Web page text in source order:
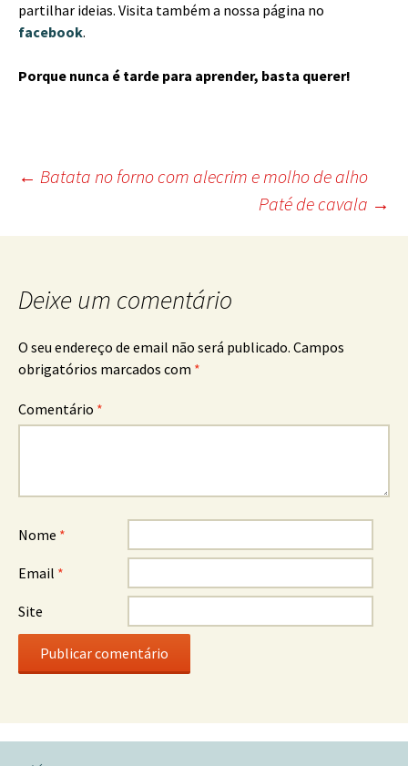
partilhar ideias. Visita também a nossa página no
facebook.
Porque nunca é tarde para aprender, basta querer!
Post
navigation
← Batata no forno com alecrim e molho de alho
Paté de cavala →
Deixe um comentário
O seu endereço de email não será publicado. Campos
obrigatórios marcados com *
Comentário *
Nome *
Email *
Site